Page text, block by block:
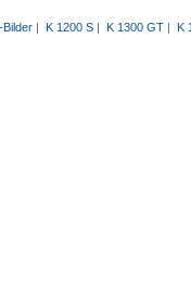
Bilder| K 1200 S| K 1300 GT| K